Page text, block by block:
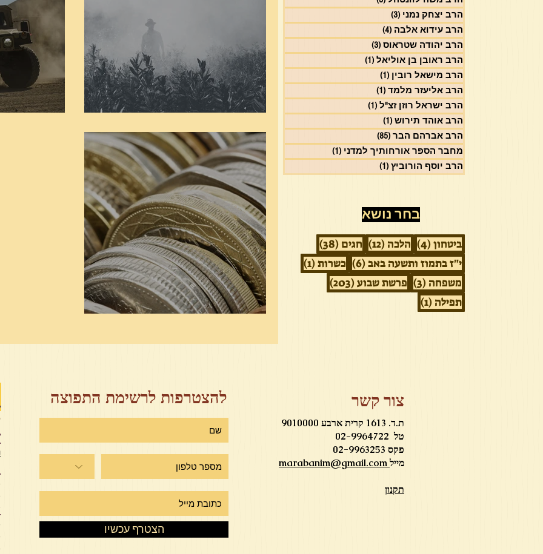
חיי אברהם פרשת שופטים פרשת
חיי אברהם פרשת ראה
הרב יצחק נמני (3)
הרב עידוא אלבה (4)
הרב יהודה שטראוס (3)
הרב ראובן בן אוליאל (1)
הרב מישאל רובין (1)
הרב אליעזר מלמד (1)
הרב ישראל רוזן זצ"ל (1)
הרב אוהד תירוש (1)
הרב אברהם הבר (85)
מחבר הספר אורחותיך למדני (1)
הרב יוסף הורוביץ (1)
בחר נושא
ביטחון(4) 4 פוסטים הלכה (12) 12 פוסטיםחגים (38)
38 פוסטים
י"ז בתמוז ותשעה באב(6) 6 פוסטים כשרות(1) פוסט 1
משפחה (3) 3 פוסטים פרשת שבוע(203)
203 פוסטים
תפילה (1) פוסט 1
צור קשר
ת.ד. 1613 קרית ארבע 9010000
טל 02-9964722
פקס 02-9963253
מייל
תקנון
להצטרפות לרשימת התפוצה
הצטרף עכשיו